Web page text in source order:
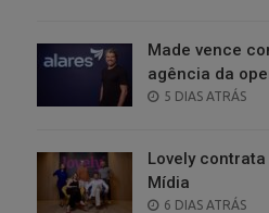
Made vence
agência da
POSTED
5 DIAS ATRÁS
Lovely
Mídia
POSTED
6 DIAS ATRÁS